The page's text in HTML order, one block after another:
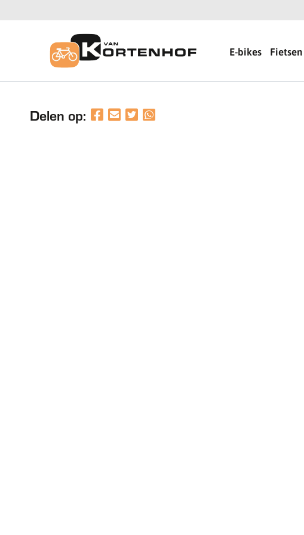
E-bikes Fietsen
Delen op: